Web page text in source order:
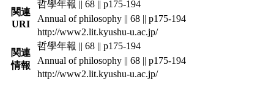
関連
URI
哲學年報 || 68 || p175-194
Annual of philosophy || 68 || p175-194
http://www2.lit.kyushu-u.ac.jp/
関連
情報
哲學年報 || 68 || p175-194
Annual of philosophy || 68 || p175-194
http://www2.lit.kyushu-u.ac.jp/